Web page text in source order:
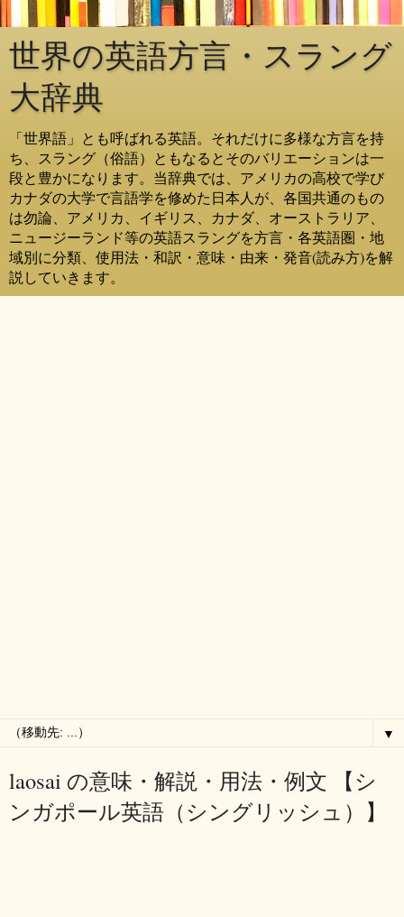
世界の英語方言・スラング
大辞典
「世界語」とも呼ばれる英語。それだけに多様な方言を持
ち、スラング（俗語）ともなるとそのバリエーションは一
段と豊かになります。当辞典では、アメリカの高校で学び
カナダの大学で言語学を修めた日本人が、各国共通のもの
は勿論、アメリカ、イギリス、カナダ、オーストラリア、
ニュージーランド等の英語スラングを方言・各英語圏・地
域別に分類、使用法・和訳・意味・由来・発音(読み方)を解
説していきます。
▼
laosai の意味・解説・用法・例文 【シ
ンガポール英語（シングリッシュ）】